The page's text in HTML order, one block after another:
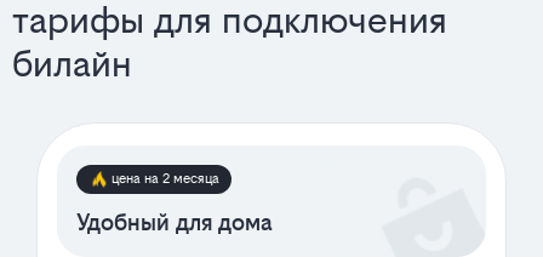
тарифы для подключения
билайн
цена на 2 месяца
Удобный для дома